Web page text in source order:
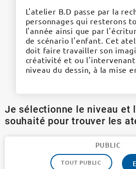
L'atelier B.D passe par la
personnages qui resterons
l'année ainsi que par
de scénario l'enfant. Cet
doit faire travailler son
créativité et ou l'intervenant
niveau du dessin, à la mise
Je sélectionne le niveau et
souhaité pour trouver les
PUBLIC
TOUT PUBLIC